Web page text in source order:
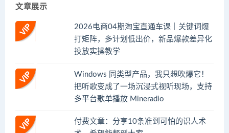
文章展示
2026电商04期淘宝直通车课｜关键词爆
打矩阵，多计划低出价，新品爆款差异化
投放实操教学
Windows 同类型产品，我只想吹爆它！
把听歌变成了一场沉浸式视听现场，支持
多平台歌单播放 Mineradio
付费文章：分享10条准到可怕的识人术